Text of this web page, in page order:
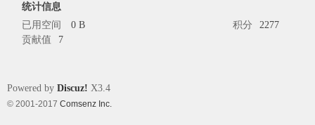
统计信息
已用空间
0 B 积分
2277
贡献值
7
Powered by Discuz! X3.4
© 2001-2017 Comsenz Inc.